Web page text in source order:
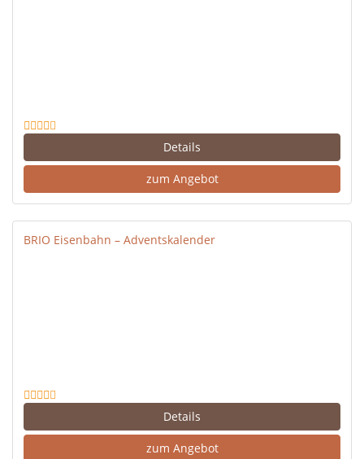
Details
zum Angebot
BRIO Eisenbahn – Adventskalender
Details
zum Angebot